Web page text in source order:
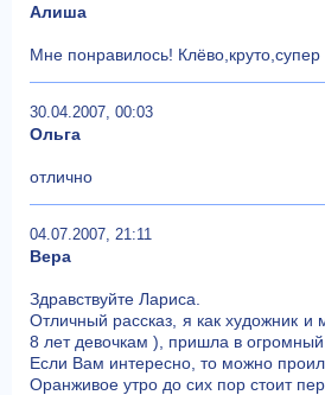
Алиша
Мне понравилось! Клёво,круто,супер
30.04.2007, 00:03
Ольга
отлично
04.07.2007, 21:11
Вера
Здравствуйте Лариса.
Отличный рассказ, я как художник
8 лет девочкам ), пришла в огромный
Если Вам интересно, то можно
Оранживое утро до сих пор стоит